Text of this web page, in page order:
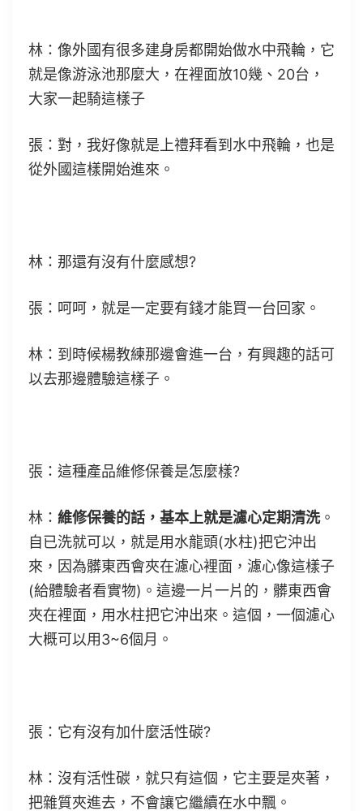
林：像外國有很多建身房都開始做水中飛輪，它
就是像游泳池那麼大，在裡面放10幾、20台，
大家一起騎這樣子
張：對，我好像就是上禮拜看到水中飛輪，也是
從外國這樣開始進來。
林：那還有沒有什麼感想?
張：呵呵，就是一定要有錢才能買一台回家。
林：到時候楊教練那邊會進一台，有興趣的話可
以去那邊體驗這樣子。
張：這種產品維修保養是怎麼樣?
林： 維修保養的話，基本上就是濾心定期清洗。
自已洗就可以，就是用水龍頭(水柱)把它沖出
來，因為髒東西會夾在濾心裡面，濾心像這樣子
(給體驗者看實物)。這邊一片一片的，髒東西會
夾在裡面，用水柱把它沖出來。這個，一個濾心
大概可以用3~6個月。
張：它有沒有加什麼活性碳?
林：沒有活性碳，就只有這個，它主要是夾著，
把雜質夾進去，不會讓它繼續在水中飄。